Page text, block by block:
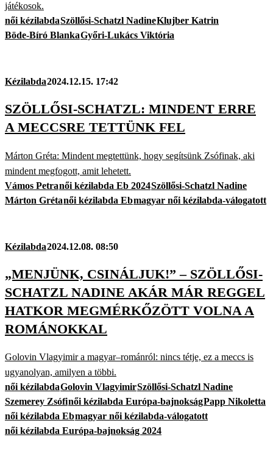
játékosok.
női kézilabdaSzöllősi-Schatzl NadineKlujber Katrin
Böde-Bíró BlankaGyőri-Lukács Viktória
Kézilabda2024.12.15. 17:42
SZÖLLŐSI-SCHATZL: MINDENT ERRE
A MECCSRE TETTÜNK FEL
Márton Gréta: Mindent megtettünk, hogy segítsünk Zsófinak, aki
mindent megfogott, amit lehetett.
Vámos Petranői kézilabda Eb 2024Szöllősi-Schatzl Nadine
Márton Grétanői kézilabda Ebmagyar női kézilabda-válogatott
Kézilabda2024.12.08. 08:50
„MENJÜNK, CSINÁLJUK!” – SZÖLLŐSI-
SCHATZL NADINE AKÁR MÁR REGGEL
HATKOR MEGMÉRKŐZÖTT VOLNA A
ROMÁNOKKAL
Golovin Vlagyimir a magyar–románról: nincs tétje, ez a meccs is
ugyanolyan, amilyen a többi.
női kézilabdaGolovin VlagyimirSzöllősi-Schatzl Nadine
Szemerey Zsófinői kézilabda Európa-bajnokságPapp Nikoletta
női kézilabda Ebmagyar női kézilabda-válogatott
női kézilabda Európa-bajnokság 2024